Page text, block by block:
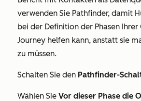
verwenden Sie Pathfinder, damit
bei der Definition der Phasen Ihrer
Journey helfen kann, anstatt sie
zu müssen.
Schalten Sie den Pathfinder-
Wählen Sie Vor dieser Phase die